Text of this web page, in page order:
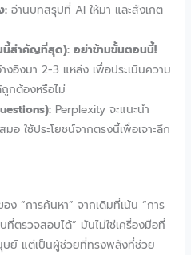
: อ่านบทสรุปที่ AI ให้มา และสังเกต
นี้สำคัญที่สุด): อย่าข้ามขั้นตอนนี้!
อิงมา 2-3 แหล่ง เพื่อประเมินความ
กต้องหรือไม่
Perplexity จะแนะนำ
อ ใช้ประโยชน์จากตรงนี้เพื่อเจาะลึก
ง “การค้นหา” จากเดิมที่เน้น “การ
ตรวจสอบได้” มันไม่ใช่เครื่องมือที่
ษย์ แต่เป็นผู้ช่วยที่ทรงพลังที่ช่วย